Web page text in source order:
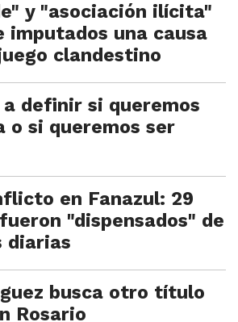
y "asociación ilícita"
imputados una causa
clandestino
a definir si queremos
o si queremos ser
en Fanazul: 29
"dispensados" de
diarias
busca otro título
Rosario